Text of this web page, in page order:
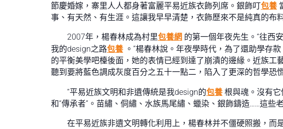
節慶婚嫁，寨里人人都身著富麗平易近族衣飾列席。銀飾叮包養
事、有天然、有生涯。這讓我早早清楚，衣飾歷來不是純真的布
2007年，楊春林成為村里包養網 的第一個年夜先生。“往西
我的design之路包養 。”楊春林說。年夜學時代，為了還助學存
的平衡美學吧檯後面，她的表情已經到達了崩潰的邊緣。近族工
聽到要將藍色調成灰度百分之五十一點二，陷入了更深的哲學恐
“平易近族文明和非遺傳統是我design的包養 根與魂。沒有它
和“傳承者”。苗繡、侗繡、水族馬尾繡、蠟染、銀飾鑄造……這
在平易近族非遺文明轉化利用上，楊春林并不僵硬照搬，而